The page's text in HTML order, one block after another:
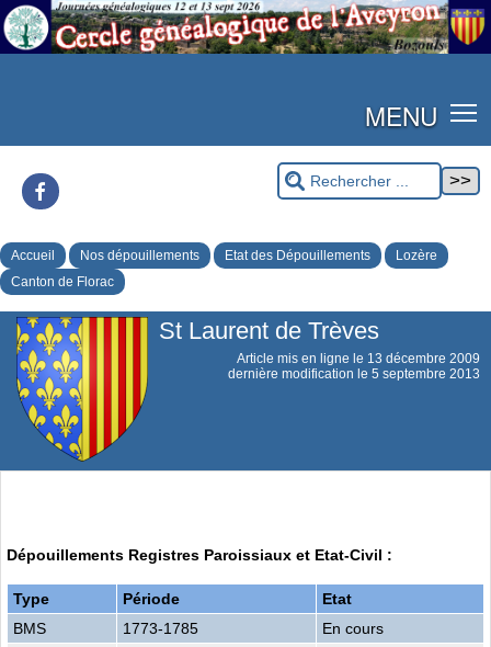
MENU
Accueil Nos dépouillements Etat des Dépouillements
Lozère
Canton de Florac
St Laurent de Trèves
Article mis en ligne le 13 décembre 2009
dernière modification le 5 septembre 2013
Dépouillements Registres Paroissiaux et Etat-Civil :
Type Période
Etat
BMS
1773-1785
En cours